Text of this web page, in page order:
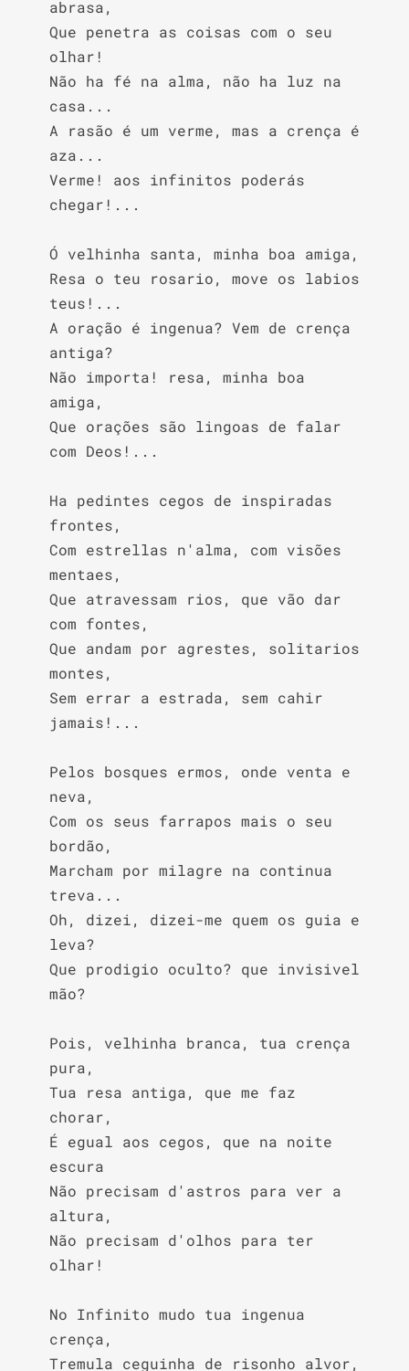
abrasa,
Que penetra as coisas com o seu
olhar!
Não ha fé na alma, não ha luz na
casa...
A rasão é um verme, mas a crença é
aza...
Verme! aos infinitos poderás
chegar!...
Ó velhinha santa, minha boa amiga,
Resa o teu rosario, move os labios
teus!...
A oração é ingenua? Vem de crença
antiga?
Não importa! resa, minha boa
amiga,
Que orações são lingoas de falar
com Deos!...
Ha pedintes cegos de inspiradas
frontes,
Com estrellas n'alma, com visões
mentaes,
Que atravessam rios, que vão dar
com fontes,
Que andam por agrestes, solitarios
montes,
Sem errar a estrada, sem cahir
jamais!...
Pelos bosques ermos, onde venta e
neva,
Com os seus farrapos mais o seu
bordão,
Marcham por milagre na continua
treva...
Oh, dizei, dizei-me quem os guia e
leva?
Que prodigio oculto? que invisivel
mão?
Pois, velhinha branca, tua crença
pura,
Tua resa antiga, que me faz
chorar,
É egual aos cegos, que na noite
escura
Não precisam d'astros para ver a
altura,
Não precisam d'olhos para ter
olhar!
No Infinito mudo tua ingenua
crença,
Tremula ceguinha de risonho alvor,